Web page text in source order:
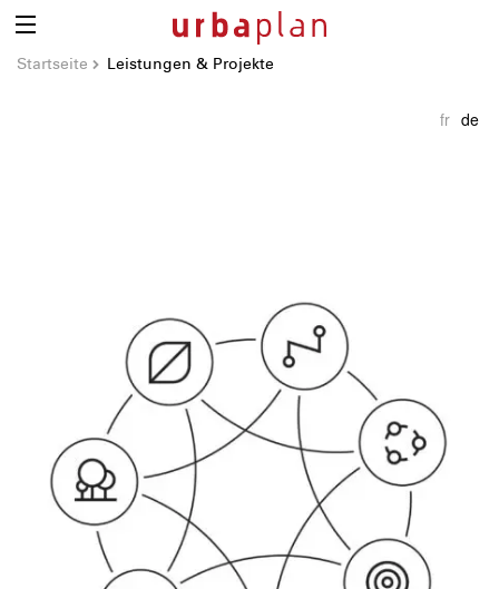
Startseite Leistungen & Projekte
fr de